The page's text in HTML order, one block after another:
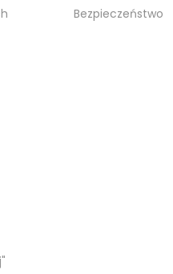
Bezpieczeństwo